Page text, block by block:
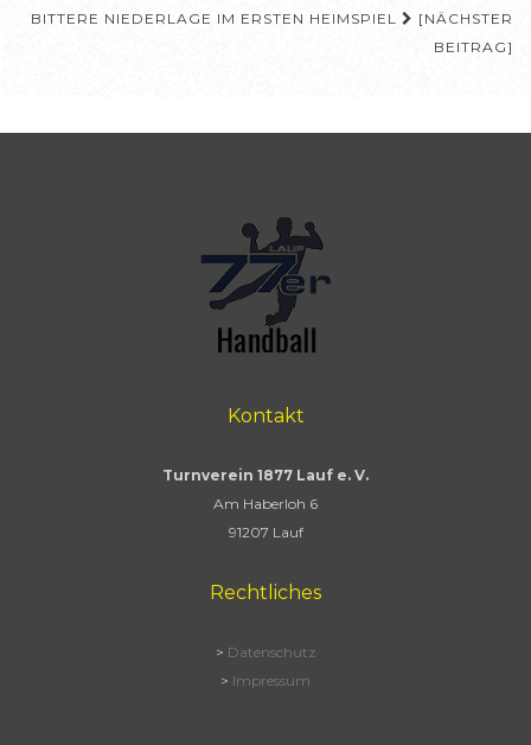
BITTERE NIEDERLAGE IM ERSTEN HEIMSPIEL
[NÄCHSTER
BEITRAG]
Kontakt
Turnverein 1877 Lauf e. V.
Am Haberloh 6
91207 Lauf
Rechtliches
> Datenschutz
> Impressum